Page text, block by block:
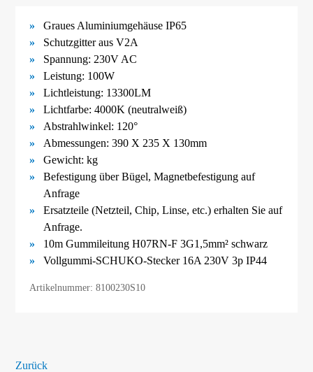
Graues Aluminiumgehäuse IP65
Schutzgitter aus V2A
Spannung: 230V AC
Leistung: 100W
Lichtleistung: 13300LM
Lichtfarbe: 4000K (neutralweiß)
Abstrahlwinkel: 120°
Abmessungen:390 X 235 X 130mm
Gewicht:kg
Befestigung über Bügel,Magnetbefestigung auf
Anfrage
Ersatzteile (Netzteil, Chip, Linse, etc.) erhalten Sie auf
Anfrage.
10m Gummileitung H07RN-F 3G1,5mm² schwarz
Vollgummi-SCHUKO-Stecker 16A 230V 3p IP44
Artikelnummer: 8100230S10
Zurück